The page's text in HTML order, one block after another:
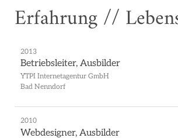
Erfahrung //
2013
Betriebsleiter, Ausbilder
YTPI Internetagentur GmbH
Bad Nenndorf
2010
Webdesigner, Ausbilder